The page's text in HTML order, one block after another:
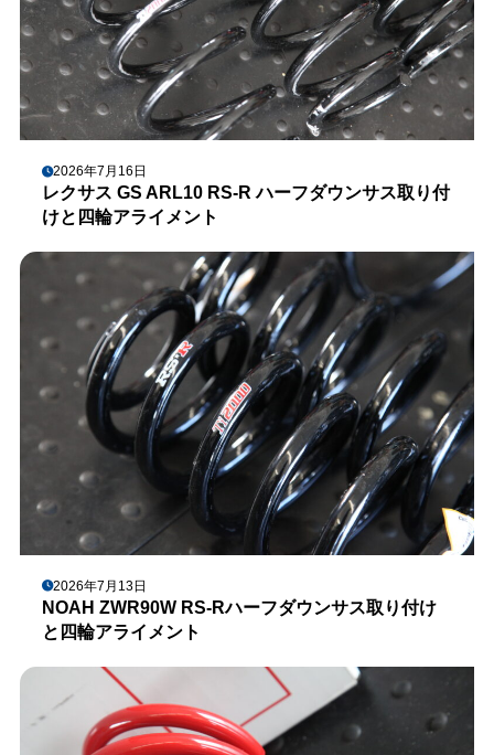
2026年7月16日
レクサス GS ARL10 RS-R ハーフダウンサス取り付
けと四輪アライメント
2026年7月13日
NOAH ZWR90W RS-Rハーフダウンサス取り付け
と四輪アライメント